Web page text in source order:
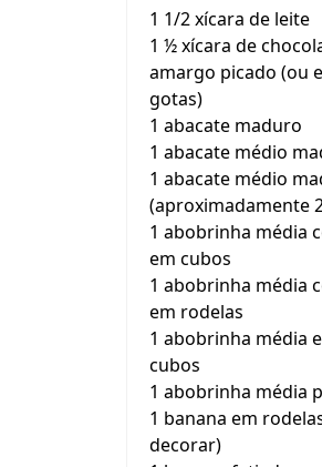
1 1/2 xícara de leite
1 ½ xícara de
amargo picado (ou
gotas)
1 abacate maduro
1 abacate médio
1 abacate médio
(aproximadamente
1 abobrinha média
em cubos
1 abobrinha média
em rodelas
1 abobrinha média
cubos
1 abobrinha média
1 banana em
decorar)